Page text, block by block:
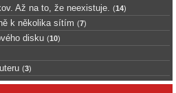
Až na to, že neexistuje. (14)
k několika sítím (7)
disku (10)
(3)